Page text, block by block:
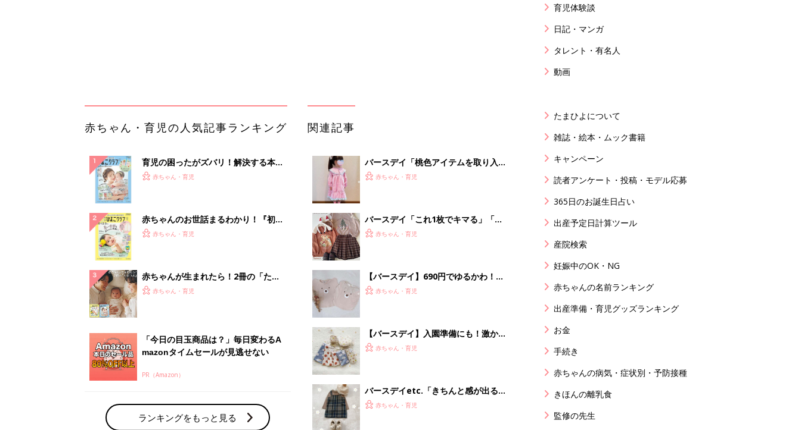
mazonタイムセールが見逃せない
PR（Amazon）
ランキングをもっと見る
ったり！おすましコーデ5選
23年続く自律型組織に共通する「3つ
の要素」
PR（ビズヒント）
赤ちゃん・育児の人気テーマ
育児日記・マンガ
離乳食はいつから？進め方は？「たまひよ きほんの離
育児体験談
日記・マンガ
タレント・有名人
動画
たまひよについて
雑誌・絵本・ムック書籍
キャンペーン
読者アンケート・投稿・モデル応募
365日のお誕生日占い
出産予定日計算ツール
産院検索
妊娠中のOK・NG
赤ちゃんの名前ランキング
出産準備・育児グッズランキング
お金
手続き
赤ちゃんの病気・症状別・予防接種
きほんの離乳食
監修の先生